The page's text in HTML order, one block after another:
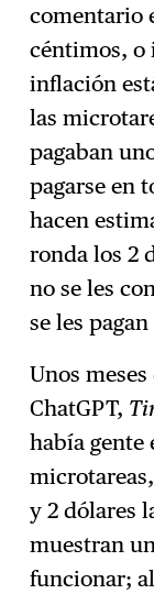
comentario
céntimos, o
inflación
las
pagaban
pagarse en
hacen
ronda los 2
no se les
se les
Unos
ChatGPT,
había gente
y 2 dólares
muestran
funcionar;